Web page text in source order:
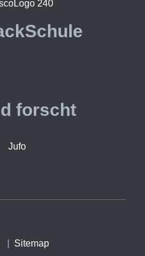
forscht
Sitemap